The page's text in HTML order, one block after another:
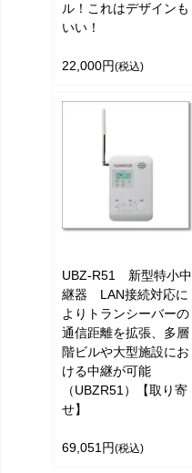
ル！これはデザインも
いい！
22,000円(税込)
UBZ-R51 新型特小中
継器 LAN接続対応に
よりトランシーバーの
通信距離を拡張、多層
階ビルや大型施設にお
ける中継が可能
（UBZR51）【取り寄
せ】
69,051円(税込)